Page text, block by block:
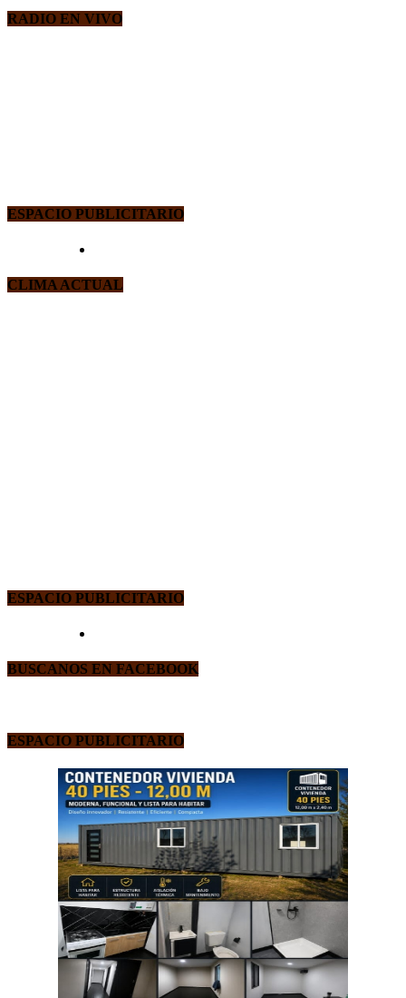
RADIO EN VIVO
ESPACIO PUBLICITARIO
CLIMA ACTUAL
ESPACIO PUBLICITARIO
BUSCANOS EN FACEBOOK
ESPACIO PUBLICITARIO